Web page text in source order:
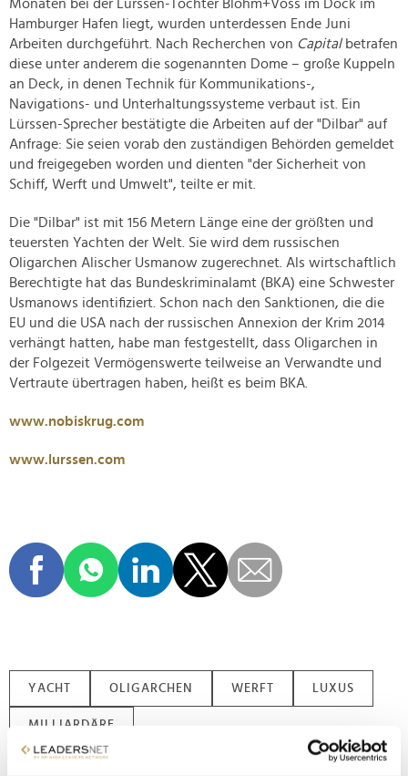
Monaten bei der Lürssen-Tochter Blohm+Voss im Dock im
Hamburger Hafen liegt, wurden unterdessen Ende Juni
Arbeiten durchgeführt. Nach Recherchen von Capitalbetrafen
diese unter anderem die sogenannten Dome – große Kuppeln
an Deck, in denen Technik für Kommunikations-,
Navigations- und Unterhaltungssysteme verbaut ist. Ein
Lürssen-Sprecher bestätigte die Arbeiten auf der "Dilbar" auf
Anfrage: Sie seien vorab den zuständigen Behörden gemeldet
und freigegeben worden und dienten "der Sicherheit von
Schiff, Werft und Umwelt", teilte er mit.
Die "Dilbar" ist mit 156 Metern Länge eine der größten und
teuersten Yachten der Welt. Sie wird dem russischen
Oligarchen Alischer Usmanow zugerechnet. Als wirtschaftlich
Berechtigte hat das Bundeskriminalamt (BKA) eine Schwester
Usmanows identifiziert. Schon nach den Sanktionen, die die
EU und die USA nach der russischen Annexion der Krim 2014
verhängt hatten, habe man festgestellt, dass Oligarchen in
der Folgezeit Vermögenswerte teilweise an Verwandte und
Vertraute übertragen haben, heißt es beim BKA.
www.nobiskrug.com
www.lurssen.com
YACHT OLIGARCHEN WERFT LUXUS
MILLIARDÄRE